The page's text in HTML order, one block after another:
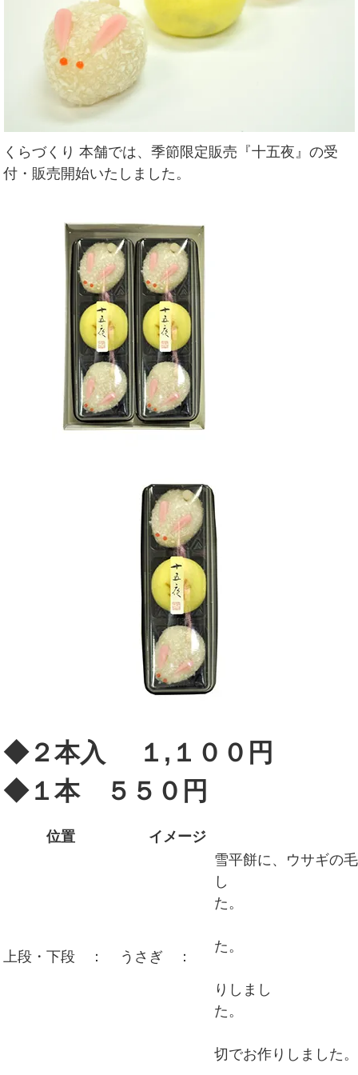
くらづくり 本舗では、季節限定販売『十五夜』の受
付・販売開始いたしました。
◆２本入 １,１００円
◆１本 ５５０円
位置 イメージ
上段・下段 ： うさぎ ：
雪平餅に、ウサギの
し
りしまし
切でお作りしました